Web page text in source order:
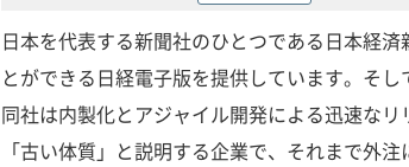
日本を代表する新聞社のひとつである日本経
とができる日経電子版を提供しています。そ
同社は内製化とアジャイル開発による迅速な
「古い体質」と説明する企業で、それまで外